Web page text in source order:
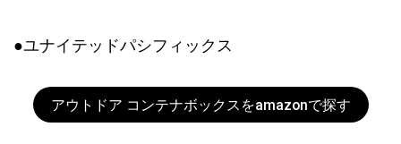
●ユナイテッドパシフィックス
アウトドア コンテナボックスをamazonで探す